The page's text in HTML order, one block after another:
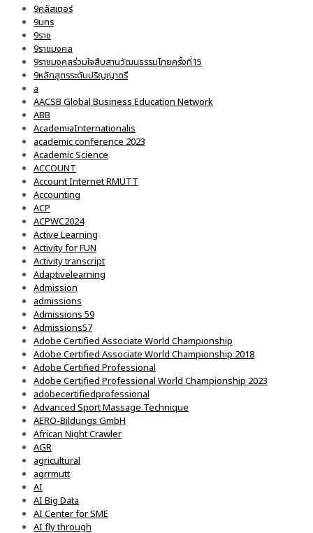
9คลัสเตอร์
9มทร
9ราช
9ราชมงคล
9ราชมงคลร่วมใจสืบสานวัฒนธรรมไทยครั้งที่15
9หลักสูตรระดับปริญญาตรี
a
AACSB Global Business Education Network
ABB
AcademiaInternationalis
academic conference 2023
Academic Science
ACCOUNT
Account Internet RMUTT
Accounting
ACP
ACPWC2024
Active Learning
Activity for FUN
Activity transcript
Adaptivelearning
Admission
admissions
Admissions 59
Admissions57
Adobe Certified Associate World Championship
Adobe Certified Associate World Championship 2018
Adobe Certified Professional
Adobe Certified Professional World Championship 2023
adobecertifiedprofessional
Advanced Sport Massage Technique
AERO-Bildungs GmbH
African Night Crawler
AGR
agricultural
agrrmutt
AI
AI Big Data
AI Center for SME
AI fly through